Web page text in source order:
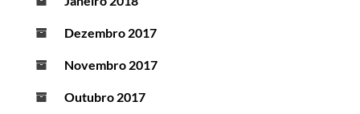
Dezembro 2017
Novembro 2017
Outubro 2017